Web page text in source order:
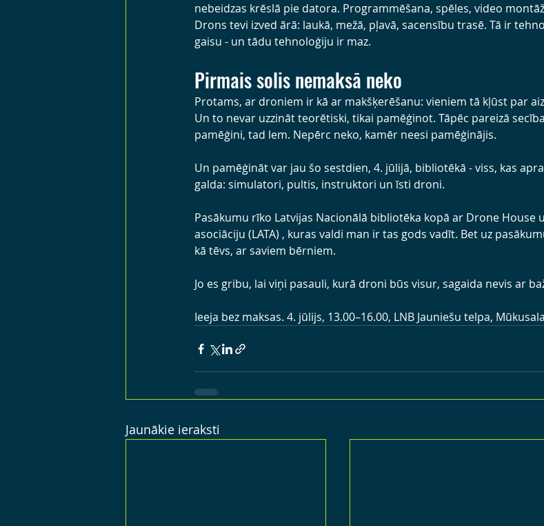
nebeidzas krēslā pie datora. Programmēšana, spēles, video
Drons tevi izved ārā: laukā, mežā, pļavā, sacensību trasē. Tā ir
gaisu - un tādu tehnoloģiju ir maz.
Pirmais solis nemaksā neko
Protams, ar droniem ir kā ar makšķerēšanu: vieniem tā kļūst par
Un to nevar uzzināt teorētiski, tikai pamēģinot. Tāpēc pareizā
pamēģini, tad lem. Nepērc neko, kamēr neesi pamēģinājis.
Un pamēģināt var jau šo sestdien, 4. jūlijā, bibliotēkā - viss, kas
galda: simulatori, pultis, instruktori un īsti droni.
Pasākumu rīko Latvijas Nacionālā bibliotēka kopā ar Drone House
asociāciju (LATA) , kuras valdi man ir tas gods vadīt. Bet uz
kā tēvs, ar saviem bērniem.
Jo es gribu, lai viņi pasauli, kurā droni būs visur, sagaida nevis ar
Ieeja bez maksas. 4. jūlijs, 13.00–16.00, LNB Jauniešu telpa,
Jaunākie ieraksti